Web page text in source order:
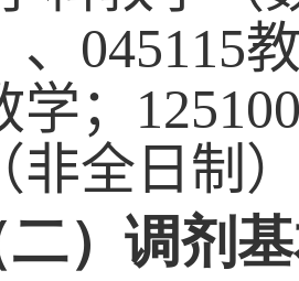
、 045115
；
非全日制
二）调剂